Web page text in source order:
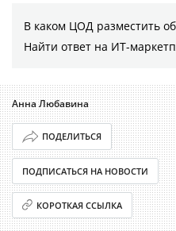
В каком ЦОД разместить
Найти ответ на ИТ-
Анна Любавина
ПОДЕЛИТЬСЯ
ПОДПИСАТЬСЯ НА НОВОСТИ
КОРОТКАЯ ССЫЛКА